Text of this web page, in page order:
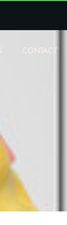
CONTACT